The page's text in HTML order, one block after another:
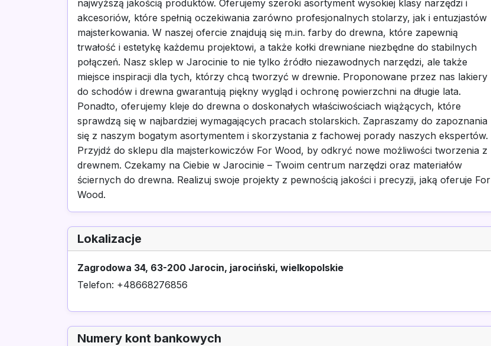
najwyższą jakością produktów. Oferujemy szeroki asortyment wysokiej klasy narzędzi i
akcesoriów, które spełnią oczekiwania zarówno profesjonalnych stolarzy, jak i entuzjastów
majsterkowania. W naszej ofercie znajdują się m.in. farby do drewna, które zapewnią
trwałość i estetykę każdemu projektowi, a także kołki drewniane niezbędne do stabilnych
połączeń. Nasz sklep w Jarocinie to nie tylko źródło niezawodnych narzędzi, ale także
miejsce inspiracji dla tych, którzy chcą tworzyć w drewnie. Proponowane przez nas lakiery
do schodów i drewna gwarantują piękny wygląd i ochronę powierzchni na długie lata.
Ponadto, oferujemy kleje do drewna o doskonałych właściwościach wiążących, które
sprawdzą się w najbardziej wymagających pracach stolarskich. Zapraszamy do zapoznania
się z naszym bogatym asortymentem i skorzystania z fachowej porady naszych ekspertów.
Przyjdź do sklepu dla majsterkowiczów For Wood, by odkryć nowe możliwości tworzenia z
drewnem. Czekamy na Ciebie w Jarocinie – Twoim centrum narzędzi oraz materiałów
ściernych do drewna. Realizuj swoje projekty z pewnością jakości i precyzji, jaką oferuje For
Wood.
Lokalizacje
Zagrodowa 34, 63-200 Jarocin, jarociński, wielkopolskie
Telefon: +48668276856
Numery kont bankowych